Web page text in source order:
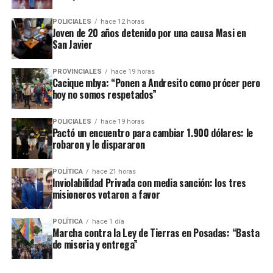
ponerse al día, que se contarán desde que reciben la
respectiva notificación.
– La notificación se deberá realizar en el domicilio
electrónico y deberá precisar el lugar exacto del pago.
– Si se mantiene el incumplimiento del inquilino, el
propietario puede iniciar la acción de desalojo que se
efectuará en un plazo de 10 días hábiles.
– El propietario no puede negarse a recibir las llaves ni
poner condiciones para aceptarlas, aunque puede dejar
asentado por escrito que quedan deudas pendientes por
reclamar después.
– En el caso de que hayamenores o adultos en
situación de desamparado,
intervención obligatoria a los organismos de protección
ribereñas, al igual que el 65% de los ríos y el 41% de las
nacientes de agua quedarían desregularizadas”.
Marcha contra la Ley de Tierras en Posadas
Durante la lectura de un documento colectivo, los
POLICIALES hace 12 horas
Joven de 20 años detenido por una causa Masi en
San Javier
PROVINCIALES hace 19 horas
Cacique mbya: “Ponen a Andresito como prócer pero
hoy no somos respetados”
POLICIALES hace 19 horas
Pactó un encuentro para cambiar 1.900 dólares: le
robaron y le dispararon
POLÍTICA hace 21 horas
Inviolabilidad Privada con media sanción: los tres
misioneros votaron a favor
POLÍTICA hace 1 día
Marcha contra la Ley de Tierras en Posadas: “Basta
de miseria y entrega”